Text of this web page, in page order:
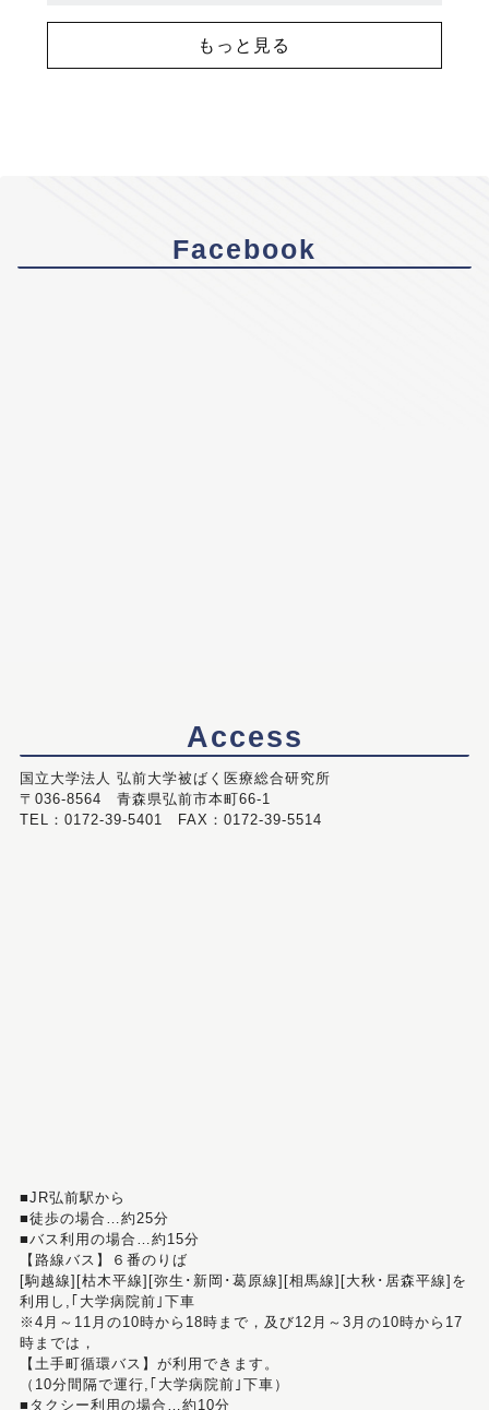
もっと見る
Facebook
Access
国立大学法人 弘前大学被ばく医療総合研究所
〒036-8564 青森県弘前市本町66-1
TEL：0172-39-5401 FAX：0172-39-5514
■JR弘前駅から
■徒歩の場合…約25分
■バス利用の場合…約15分
【路線バス】６番のりば
[駒越線][枯木平線][弥生･新岡･葛原線][相馬線][大秋･居森平線]を
利用し,｢大学病院前｣下車
※4月～11月の10時から18時まで，及び12月～3月の10時から17
時までは，
【土手町循環バス】が利用できます。
（10分間隔で運行,｢大学病院前｣下車）
■タクシー利用の場合…約10分